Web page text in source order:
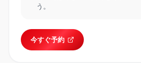
う。
今すぐ予約